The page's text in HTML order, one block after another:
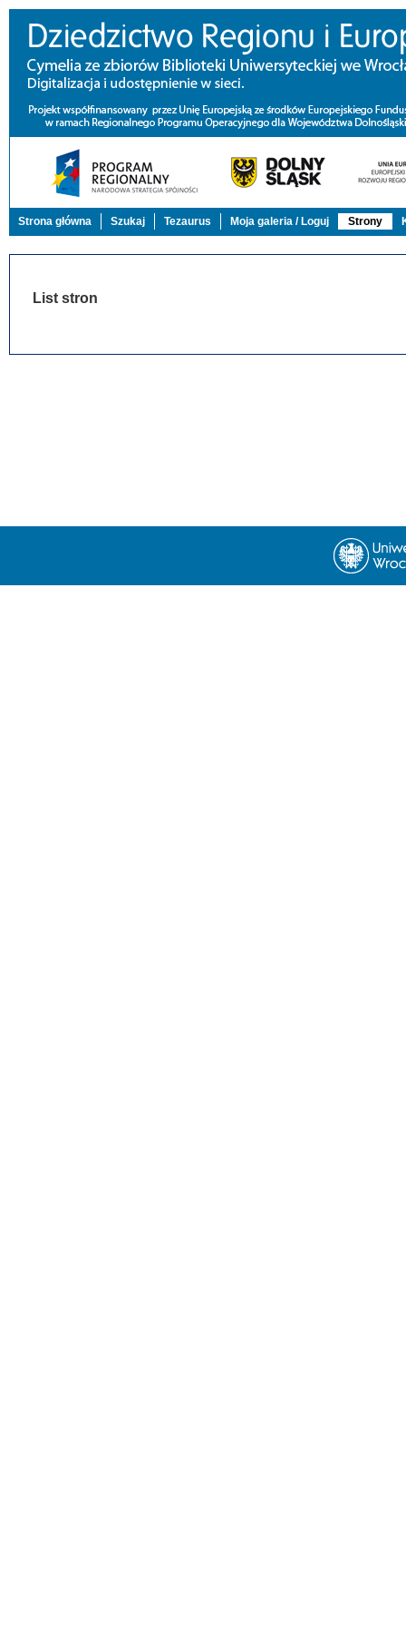
Strona główna Szukaj Tezaurus Moja galeria / Loguj Strony
List stron